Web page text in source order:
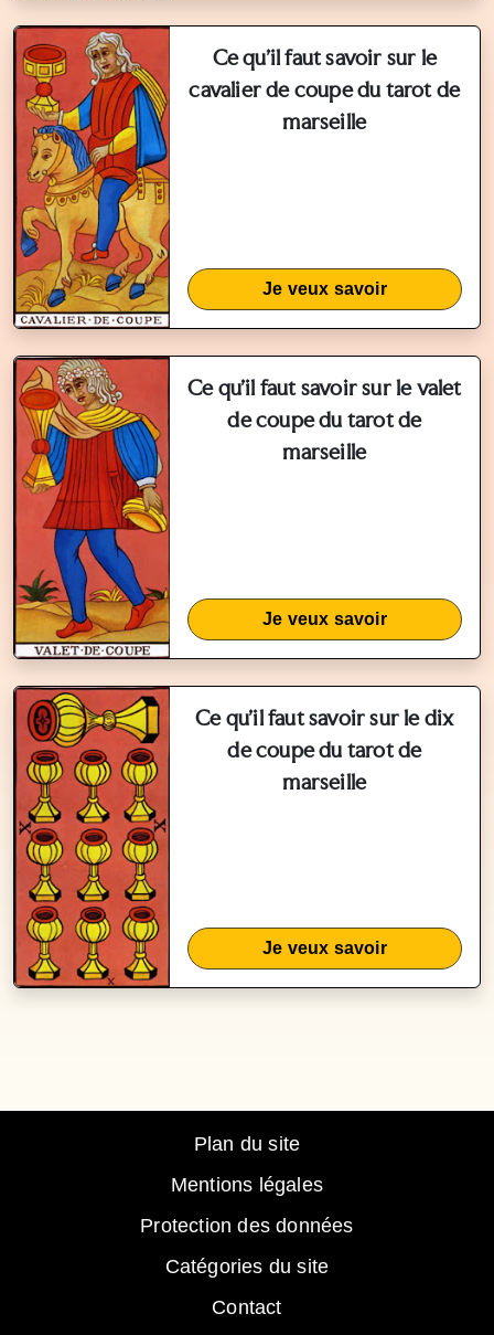
Ce qu'il faut savoir sur le
cavalier de coupe du tarot de
marseille
Je veux savoir
Ce qu'il faut savoir sur le valet
de coupe du tarot de
marseille
Je veux savoir
Ce qu'il faut savoir sur le dix
de coupe du tarot de
marseille
Je veux savoir
Plan du site
Mentions légales
Protection des données
Catégories du site
Contact